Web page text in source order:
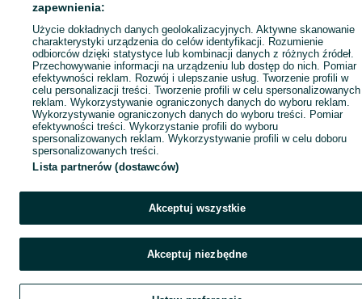
zapewnienia:
Użycie dokładnych danych geolokalizacyjnych. Aktywne skanowanie
charakterystyki urządzenia do celów identyfikacji. Rozumienie
odbiorców dzięki statystyce lub kombinacji danych z różnych źródeł.
Przechowywanie informacji na urządzeniu lub dostęp do nich. Pomiar
efektywności reklam. Rozwój i ulepszanie usług. Tworzenie profili w
celu personalizacji treści. Tworzenie profili w celu spersonalizowanych
reklam. Wykorzystywanie ograniczonych danych do wyboru reklam.
Wykorzystywanie ograniczonych danych do wyboru treści. Pomiar
efektywności treści. Wykorzystanie profili do wyboru
spersonalizowanych reklam. Wykorzystywanie profili w celu doboru
spersonalizowanych treści.
Lista partnerów (dostawców)
Akceptuj wszystkie
Akceptuj niezbędne